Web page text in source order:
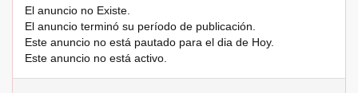
El anuncio no Existe.
El anuncio terminó su período de publicación.
Este anuncio no está pautado para el dia de Hoy.
Este anuncio no está activo.